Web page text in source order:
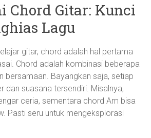
Chord Gitar: Kunci
Lagu
gitar, chord adalah hal pertama
Chord adalah kombinasi beberapa
bersamaan. Bayangkan saja, setiap
dan suasana tersendiri. Misalnya,
ceria, sementara chord Am bisa
Pasti seru untuk mengeksplorasi